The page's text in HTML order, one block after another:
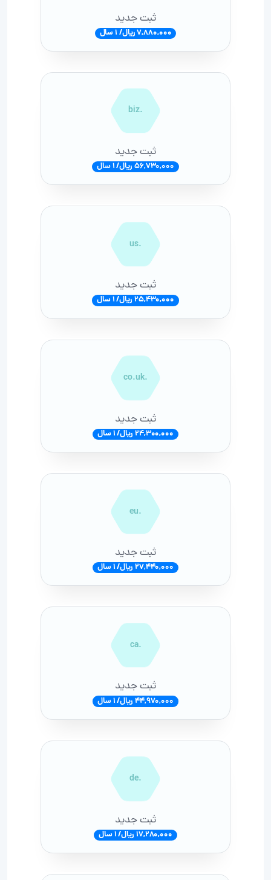
ثبت جدید
7,880,000 ریال/ 1 سال
.biz
ثبت جدید
56,730,000 ریال/ 1 سال
.us
ثبت جدید
25,430,000 ریال/ 1 سال
.co.uk
ثبت جدید
24,300,000 ریال/ 1 سال
.eu
ثبت جدید
27,440,000 ریال/ 1 سال
.ca
ثبت جدید
44,970,000 ریال/ 1 سال
.de
ثبت جدید
17,280,000 ریال/ 1 سال